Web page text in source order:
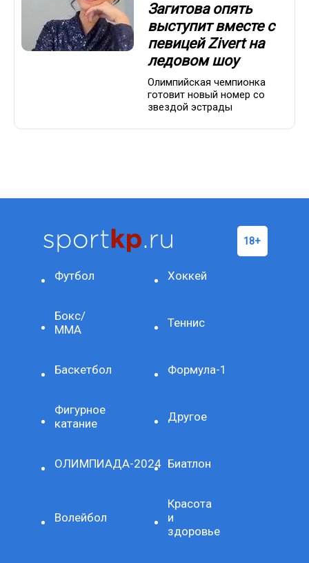
Загитова опять
выступит вместе с
певицей Zivert на
ледовом шоу
Олимпийская чемпионка
готовит новый номер со
звездой эстрады
Футбол Хоккей
Бокс/
ММА
Теннис
Баскетбол Формула-1
Фигурное
катание
Другое
ОЛИМПИАДА-2024 Биатлон
Волейбол
Красота
и
здоровье